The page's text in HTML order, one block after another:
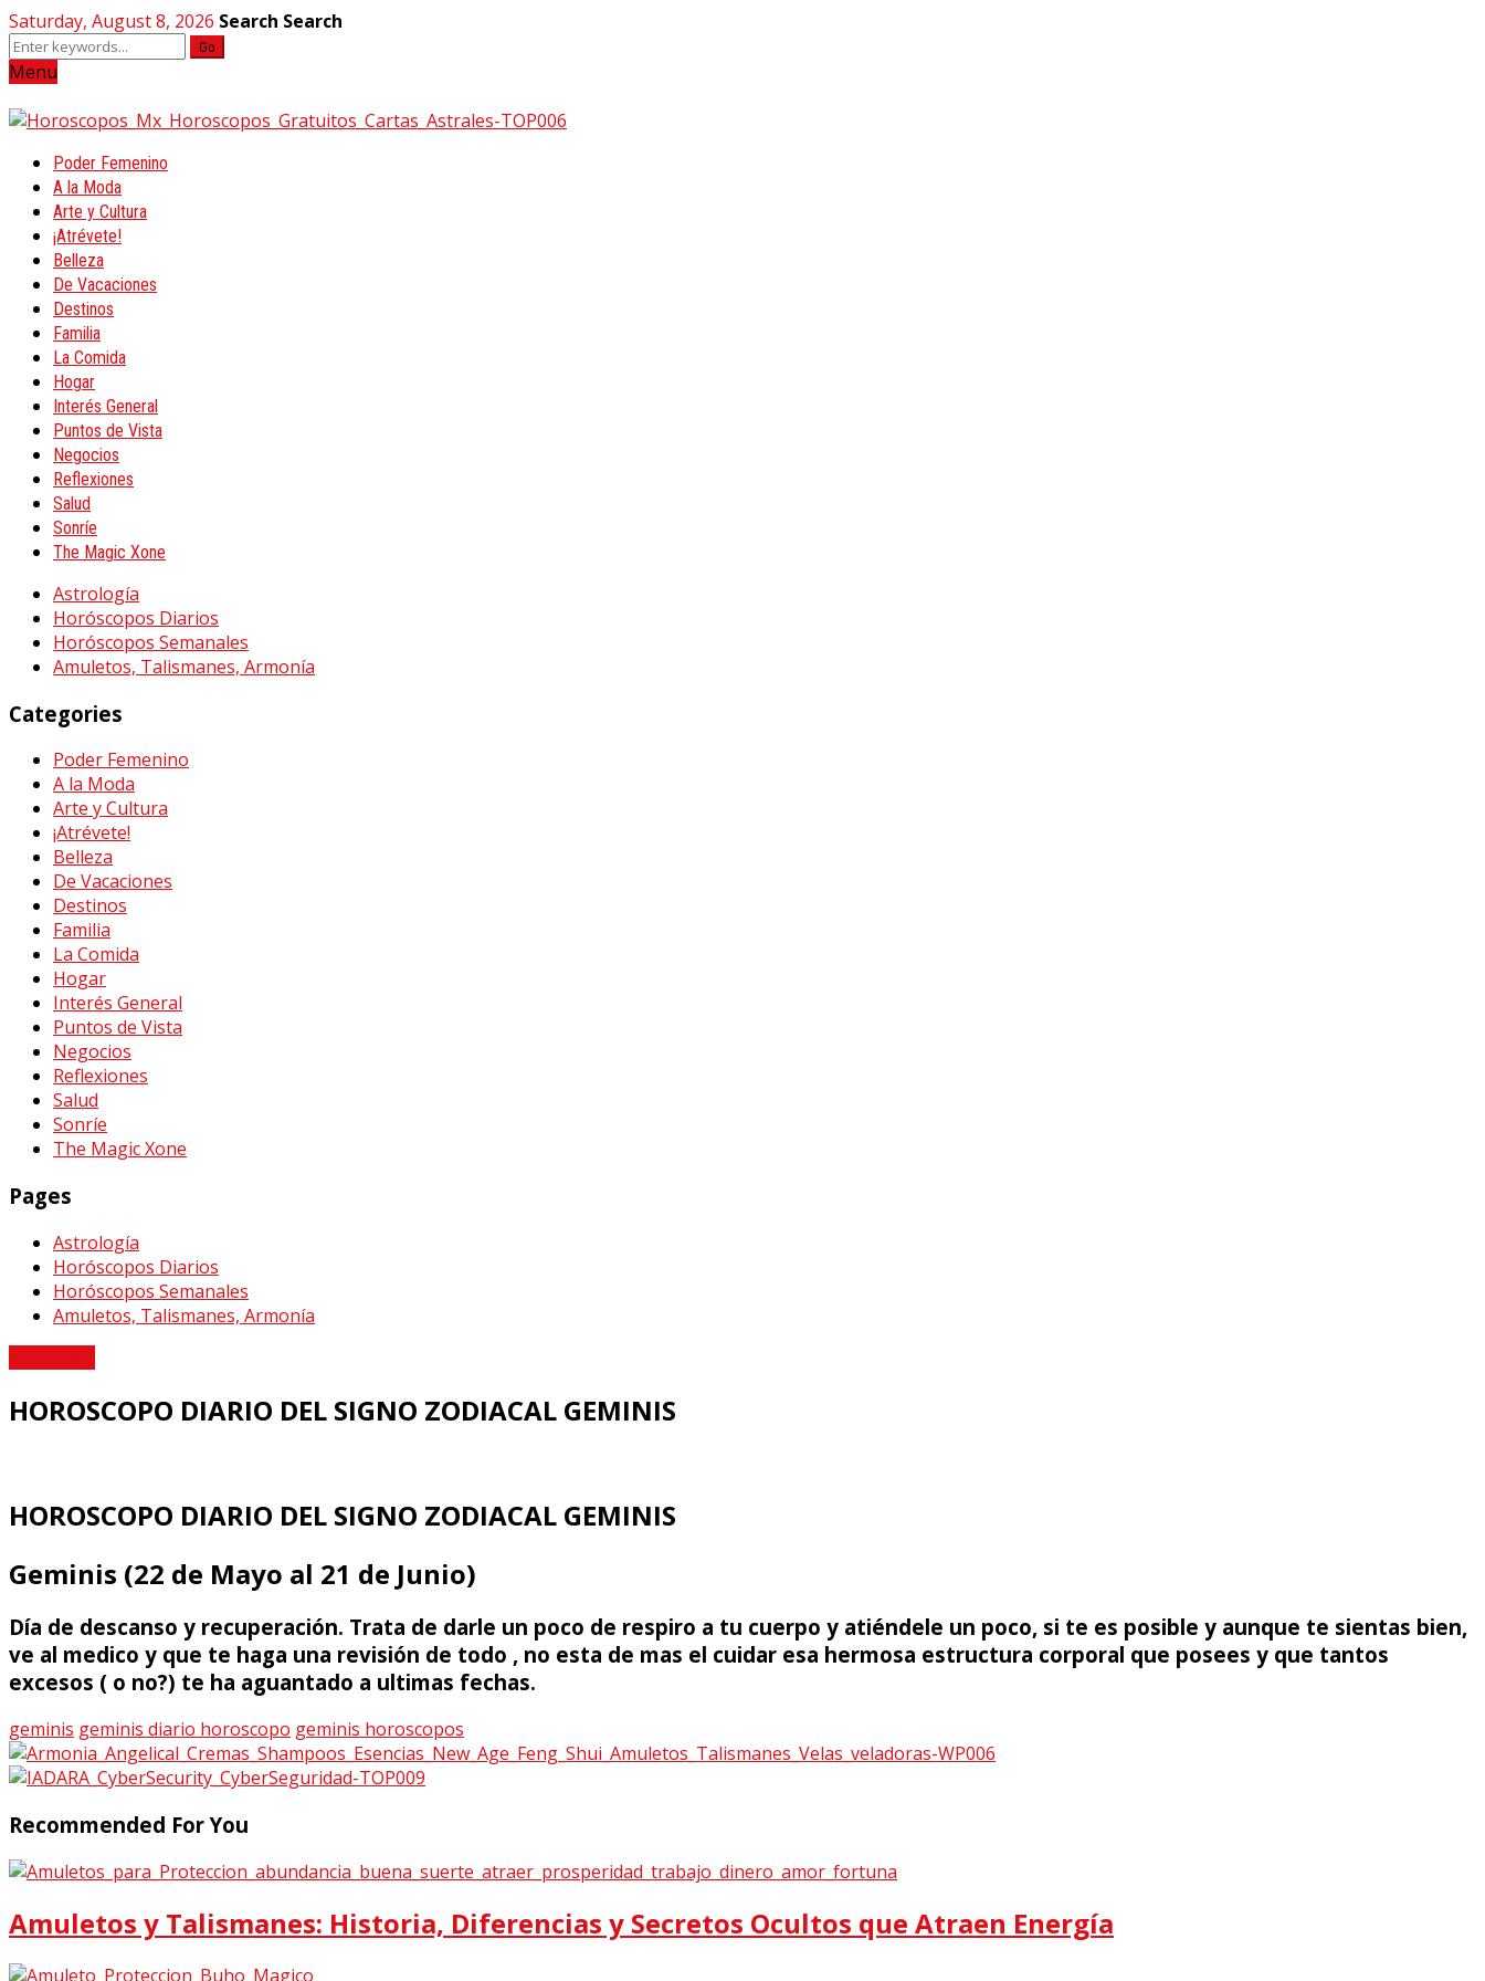
Saturday, August 8, 2026 Search Search
Go
Menu
Poder Femenino
A la Moda
Arte y Cultura
¡Atrévete!
Belleza
De Vacaciones
Destinos
Familia
La Comida
Hogar
Interés General
Puntos de Vista
Negocios
Reflexiones
Salud
Sonríe
The Magic Xone
Astrología
Horóscopos Diarios
Horóscopos Semanales
Amuletos, Talismanes, Armonía
Categories
Poder Femenino
A la Moda
Arte y Cultura
¡Atrévete!
Belleza
De Vacaciones
Destinos
Familia
La Comida
Hogar
Interés General
Puntos de Vista
Negocios
Reflexiones
Salud
Sonríe
The Magic Xone
Pages
Astrología
Horóscopos Diarios
Horóscopos Semanales
Amuletos, Talismanes, Armonía
HOROSCOPO DIARIO DEL SIGNO ZODIACAL GEMINIS
HOROSCOPO DIARIO DEL SIGNO ZODIACAL GEMINIS
Geminis (22 de Mayo al 21 de Junio)
Día de descanso y recuperación. Trata de darle un poco de respiro a tu cuerpo y atiéndele un poco, si te es posible y aunque te sientas bien,
ve al medico y que te haga una revisión de todo , no esta de mas el cuidar esa hermosa estructura corporal que posees y que tantos
excesos ( o no?) te ha aguantado a ultimas fechas.
geminis geminis diario horoscopo geminis horoscopos
Recommended For You
Amuletos y Talismanes: Historia, Diferencias y Secretos Ocultos que Atraen Energía